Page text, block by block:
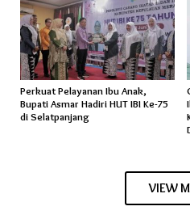
Perkuat Pelayanan Ibu Anak,
Bupati Asmar Hadiri HUT IBI Ke-75
di Selatpanjang
VIEW